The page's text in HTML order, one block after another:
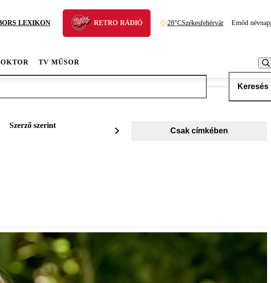
LEXIKON RETRO RÁDIÓ 28°CSzékesfehérvár Emőd
TV MŰSOR
Keresés
Szerző szerint
Csak címkében